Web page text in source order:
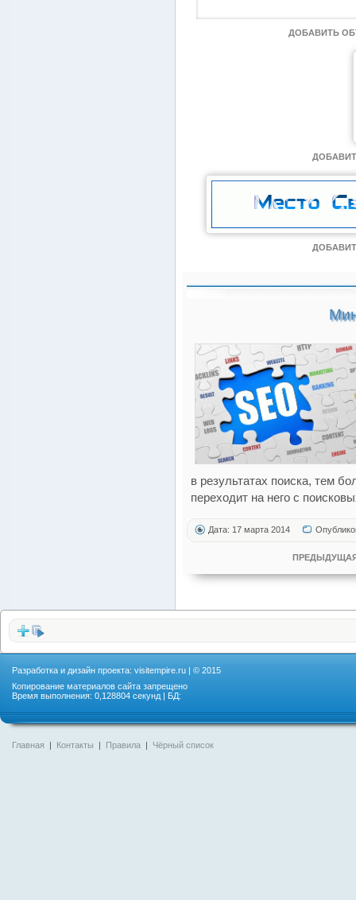
ДОБАВИТЬ
в результатах поиска, тем
переходит на него с
Дата: 17 марта 2014
Разработка и дизайн проекта: visitempire.ru | © 2015
Копирование материалов сайта запрещено
Время выполнения: 0,128804 секунд | БД:
Главная | Контакты | Правила | Чёрный список